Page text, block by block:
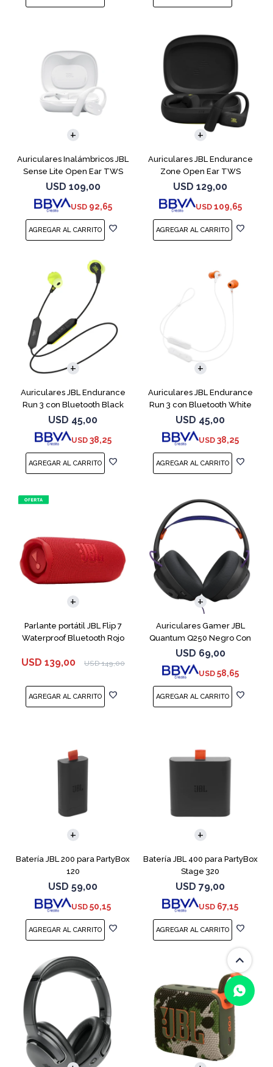
Auriculares Inalámbricos JBL
Sense Lite Open Ear TWS
Blanco
USD 109,00
USD 92,65
Auriculares JBL Endurance
Zone Open Ear TWS
Bluetooth Black
USD 129,00
USD 109,65
Auriculares JBL Endurance
Run 3 con Bluetooth Black
USD 45,00
USD 38,25
Auriculares JBL Endurance
Run 3 con Bluetooth White
USD 45,00
USD 38,25
Parlante portátil JBL Flip 7
Waterproof Bluetooth Rojo
USD 139,00 USD 149,00
Auriculares Gamer JBL
Quantum Q250 Negro Con
Micrófono
USD 69,00
USD 58,65
Batería JBL 200 para PartyBox
120
USD 59,00
USD 50,15
Batería JBL 400 para PartyBox
Stage 320
USD 79,00
USD 67,15
(0/4)